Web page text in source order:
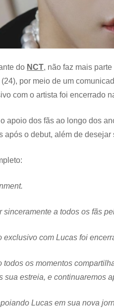
do NCT, não faz mais
por meio de um
com o artista foi encerrado
apoio dos fãs ao longo dos
após o debut, além de desejar
sinceramente a todos os fãs
exclusivo com Lucas foi
todos os momentos
sua estreia, e continuaremos
Lucas em sua nova